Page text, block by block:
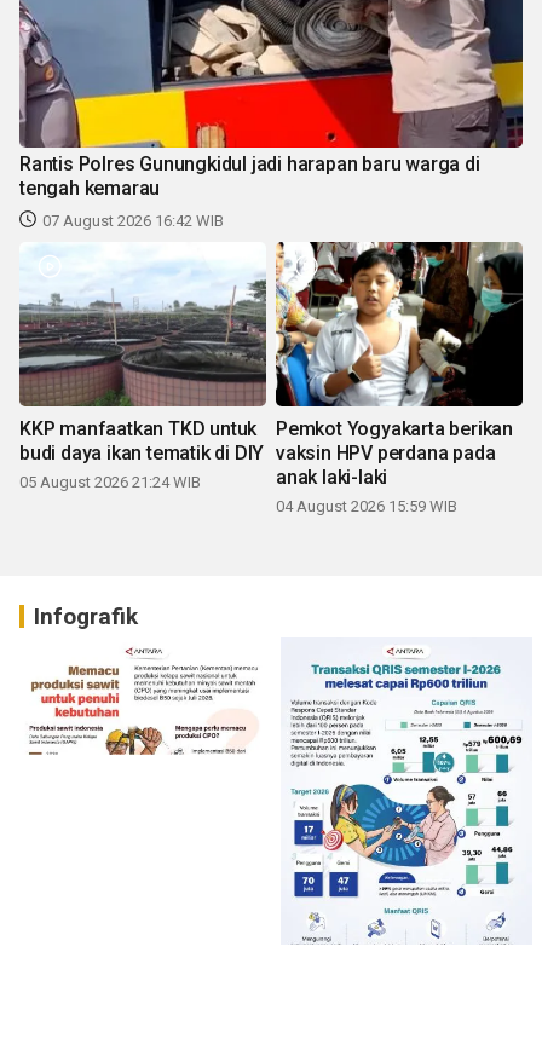
Rantis Polres Gunungkidul jadi harapan baru warga di
tengah kemarau
07 August 2026 16:42 WIB
KKP manfaatkan TKD untuk
budi daya ikan tematik di DIY
05 August 2026 21:24 WIB
Pemkot Yogyakarta berikan
vaksin HPV perdana pada
anak laki-laki
04 August 2026 15:59 WIB
Infografik